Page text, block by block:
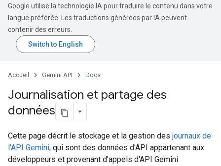
Google utilise la technologie IA pour traduire le contenu dans votre
langue préférée. Les traductions générées par IA peuvent
contenir des erreurs.
Accueil Gemini API Docs
Journalisation et partage des
données
Cette page décrit le stockage et la gestion des journaux de
l'API Gemini, qui sont des données d'API appartenant aux
développeurs et provenant d'appels d'API Gemini